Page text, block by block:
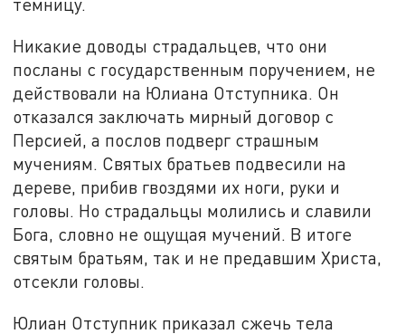
темницу.
Никакие доводы страдальцев, что они
посланы с государственным поручением, не
действовали на Юлиана Отступника. Он
отказался заключать мирный договор с
Персией, а послов подверг страшным
мучениям. Святых братьев подвесили на
дереве, прибив гвоздями их ноги, руки и
головы. Но страдальцы молились и славили
Бога, словно не ощущая мучений. В итоге
святым братьям, так и не предавшим Христа,
отсекли головы.
Юлиан Отступник приказал сжечь тела